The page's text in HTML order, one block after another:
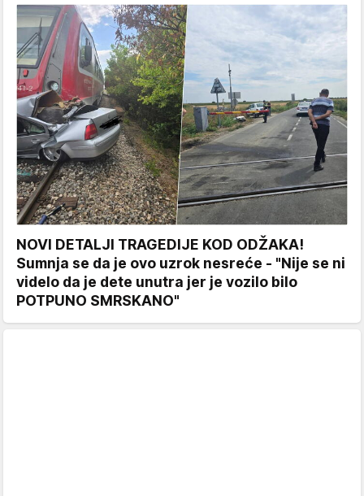
NOVI DETALJI TRAGEDIJE KOD ODŽAKA!
Sumnja se da je ovo uzrok nesreće - "Nije se ni
videlo da je dete unutra jer je vozilo bilo
POTPUNO SMRSKANO"